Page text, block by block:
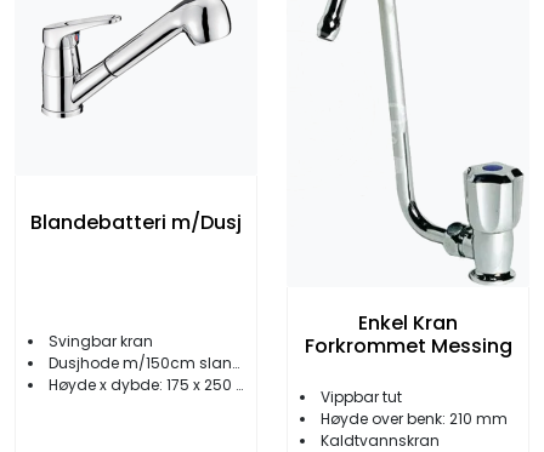
Blandebatteri m/Dusj
Svingbar kran
Dusjhode m/150cm slange
Høyde x dybde: 175 x 250 mm
Enkel Kran
Forkrommet Messing
Vippbar tut
Høyde over benk: 210 mm
Kaldtvannskran